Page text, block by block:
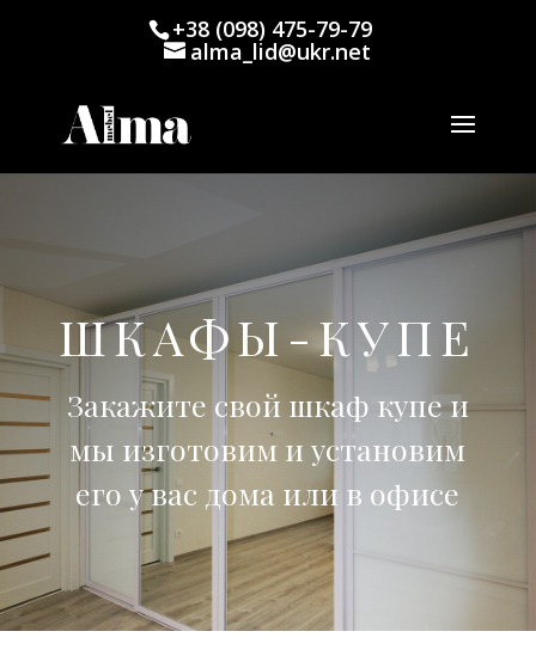
+38 (098) 475-79-79
alma_lid@ukr.net
ШКАФЫ-КУПЕ
Закажите свой шкаф купе и
мы изготовим и установим
его у вас дома или в офисе